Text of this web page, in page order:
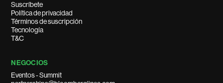
Suscríbete
Política de privacidad
Términos de suscripción
Tecnología
T&C
NEGOCIOS
Eventos - Summit